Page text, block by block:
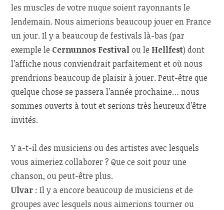
les muscles de votre nuque soient rayonnants le
lendemain. Nous aimerions beaucoup jouer en France
un jour. Il y a beaucoup de festivals là-bas (par
exemple le Cernunnos Festivalou le Hellfest) dont
l’affiche nous conviendrait parfaitement et où nous
prendrions beaucoup de plaisir à jouer. Peut-être que
quelque chose se passera l’année prochaine… nous
sommes ouverts à tout et serions très heureux d’être
invités.
Y a-t-il des musiciens ou des artistes avec lesquels
vous aimeriez collaborer ? Que ce soit pour une
chanson, ou peut-être plus.
Ulvar : Il y a encore beaucoup de musiciens et de
groupes avec lesquels nous aimerions tourner ou